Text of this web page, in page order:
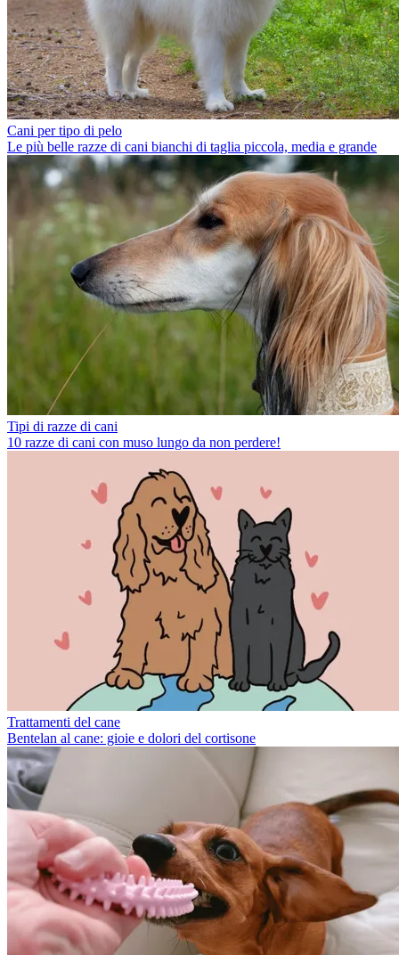
Cani per tipo di pelo
Le più belle razze di cani bianchi di taglia piccola, media e grande
Tipi di razze di cani
10 razze di cani con muso lungo da non perdere!
Trattamenti del cane
Bentelan al cane: gioie e dolori del cortisone